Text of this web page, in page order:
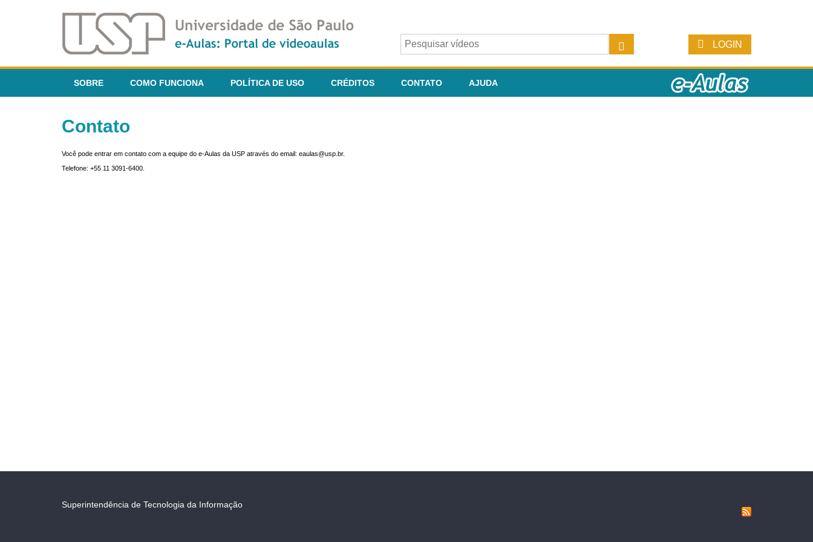
LOGIN
SOBRE COMO FUNCIONA POLÍTICA DE USO CRÉDITOS CONTATO AJUDA
Contato
Você pode entrar em contato com a equipe do e-Aulas da USP através do email: eaulas@usp.br.
Telefone: +55 11 3091-6400.
Superintendência de Tecnologia da Informação